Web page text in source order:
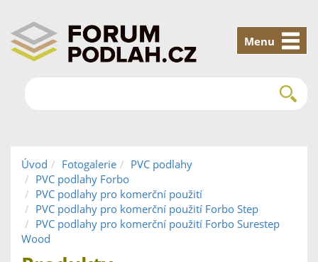
Menu
Úvod Fotogalerie
PVC podlahy
PVC podlahy Forbo
PVC podlahy pro komerční použití
PVC podlahy pro komerční použití Forbo Step
PVC podlahy pro komerční použití Forbo Surestep
Wood